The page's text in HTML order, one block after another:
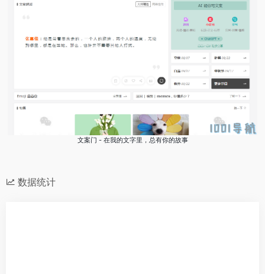
文案门 - 在我的文字里，总有你的故事
数据统计